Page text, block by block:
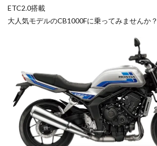
ETC2.0搭載
大人気モデルのCB1000Fに乗ってみませんか？